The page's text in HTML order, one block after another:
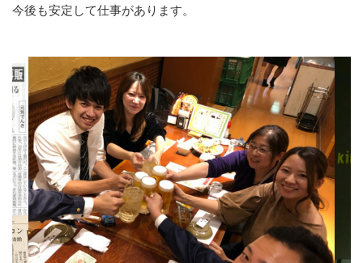
今後も安定して仕事があります。